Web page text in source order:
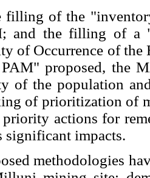
filling of the
and the filling of a
of Occurrence of the
proposed, the
of the population
of prioritization of
priority actions for
significant impacts.
methodologies